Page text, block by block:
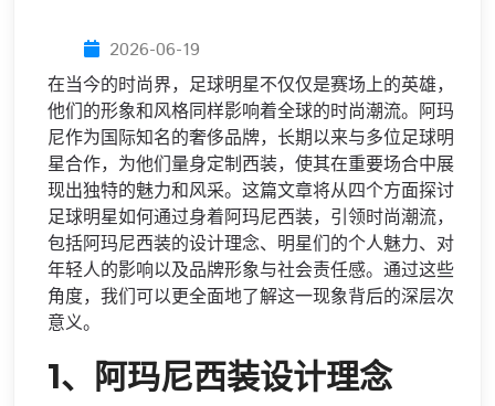
2026-06-19
在当今的时尚界，足球明星不仅仅是赛场上的英雄，
他们的形象和风格同样影响着全球的时尚潮流。阿玛
尼作为国际知名的奢侈品牌，长期以来与多位足球明
星合作，为他们量身定制西装，使其在重要场合中展
现出独特的魅力和风采。这篇文章将从四个方面探讨
足球明星如何通过身着阿玛尼西装，引领时尚潮流，
包括阿玛尼西装的设计理念、明星们的个人魅力、对
年轻人的影响以及品牌形象与社会责任感。通过这些
角度，我们可以更全面地了解这一现象背后的深层次
意义。
1、阿玛尼西装设计理念